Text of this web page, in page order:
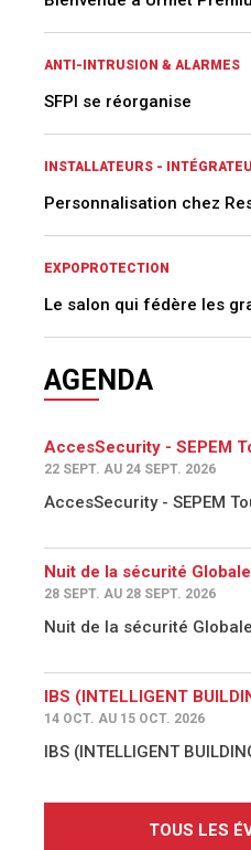
ANTI-INTRUSION & ALARMES
SFPI se réorganise
INSTALLATEURS -
Personnalisation chez
EXPOPROTECTION
Le salon qui fédère les
AGENDA
AccesSecurity - SEPEM
22 SEPT. AU 24 SEPT. 2026
AccesSecurity - SEPEM
Nuit de la sécurité
28 SEPT. AU 28 SEPT. 2026
Nuit de la sécurité
IBS (INTELLIGENT
14 OCT. AU 15 OCT. 2026
IBS (INTELLIGENT
TOUS LES